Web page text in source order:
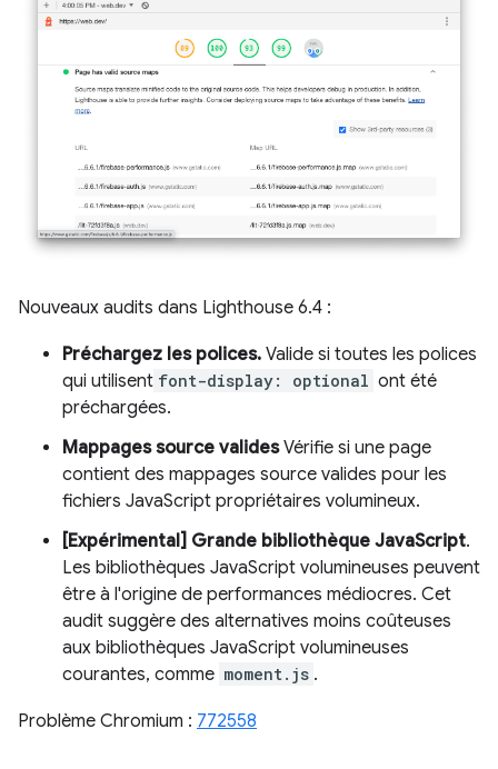
Nouveaux audits dans Lighthouse 6.4 :
Préchargez les polices. Valide si toutes les polices
qui utilisent font-display: optional ont été
préchargées.
Mappages source validesVérifie si une page
contient des mappages source valides pour les
fichiers JavaScript propriétaires volumineux.
[Expérimental] Grande bibliothèque JavaScript.
Les bibliothèques JavaScript volumineuses peuvent
être à l'origine de performances médiocres. Cet
audit suggère des alternatives moins coûteuses
aux bibliothèques JavaScript volumineuses
courantes, comme moment.js .
Problème Chromium : 772558